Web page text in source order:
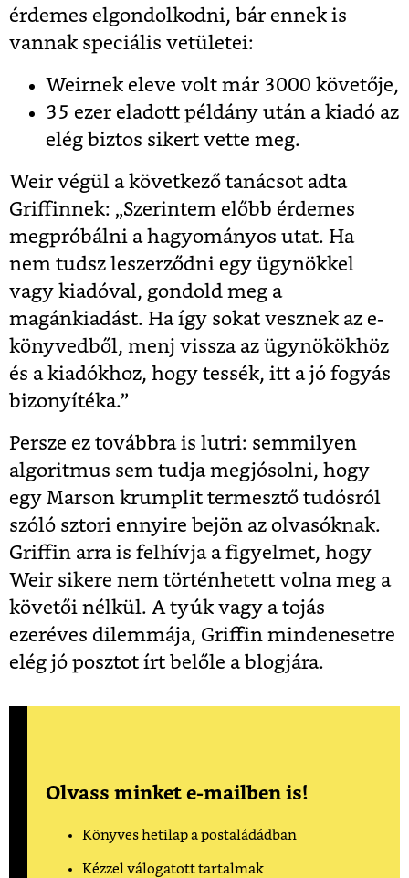
érdemes elgondolkodni, bár ennek is
vannak speciális vetületei:
Weirnek eleve volt már 3000 követője,
35 ezer eladott példány után a kiadó az
elég biztos sikert vette meg.
Weir végül a következő tanácsot adta
Griffinnek: „Szerintem előbb érdemes
megpróbálni a hagyományos utat. Ha
nem tudsz leszerződni egy ügynökkel
vagy kiadóval, gondold meg a
magánkiadást. Ha így sokat vesznek az e-
könyvedből, menj vissza az ügynökökhöz
és a kiadókhoz, hogy tessék, itt a jó fogyás
bizonyítéka.”
Persze ez továbbra is lutri: semmilyen
algoritmus sem tudja megjósolni, hogy
egy Marson krumplit termesztő tudósról
szóló sztori ennyire bejön az olvasóknak.
Griffin arra is felhívja a figyelmet, hogy
Weir sikere nem történhetett volna meg a
követői nélkül. A tyúk vagy a tojás
ezeréves dilemmája, Griffin mindenesetre
elég jó posztot írt belőle a blogjára.
Olvass minket e-mailben is!
Könyves hetilap a postaládádban
Kézzel válogatott tartalmak